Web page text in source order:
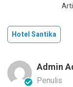
Hotel Santika
Admin
Penulis